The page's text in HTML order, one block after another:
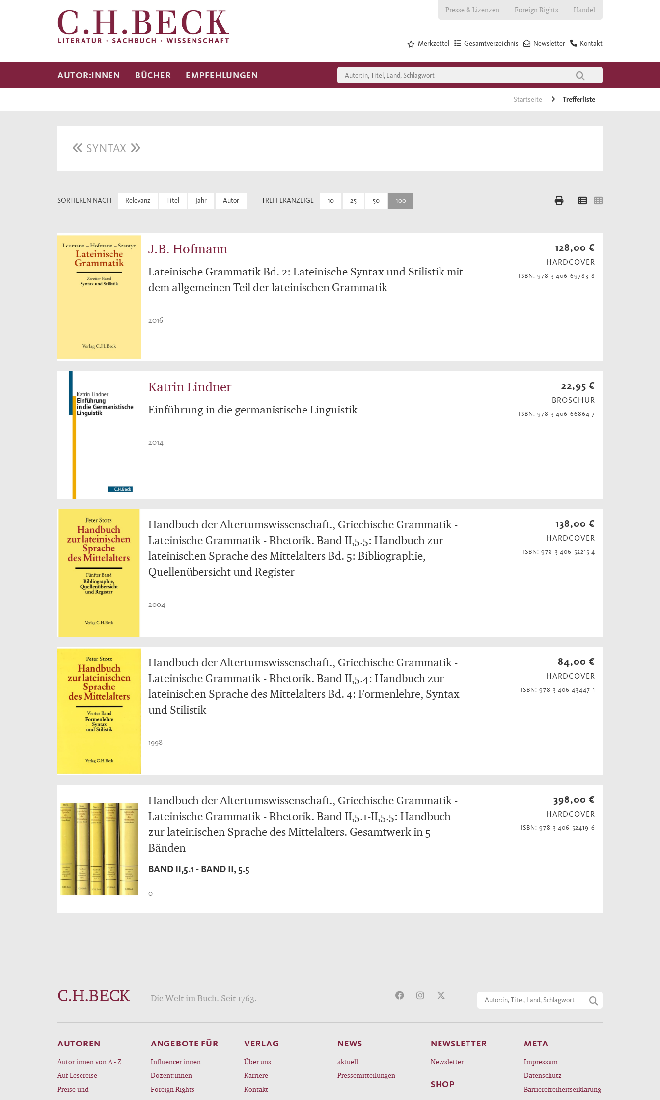
Presse & Lizenzen Foreign Rights Handel
Kontakt
Newsletter
Gesamtverzeichnis
Merkzettel
AUTOR:INNEN BÜCHER EMPFEHLUNGEN
Startseite Trefferliste
SYNTAX
SORTIEREN NACH Relevanz Titel Jahr Autor TREFFERANZEIGE 10 25 50 100
J.B. Hofmann
Lateinische Grammatik Bd. 2: Lateinische Syntax und Stilistik mit
dem allgemeinen Teil der lateinischen Grammatik
2016
128,00 €
HARDCOVER
ISBN: 978-3-406-69783-8
Katrin Lindner
Einführung in die germanistische Linguistik
2014
22,95 €
BROSCHUR
ISBN: 978-3-406-66864-7
Handbuch der Altertumswissenschaft., Griechische Grammatik -
Lateinische Grammatik - Rhetorik. Band II,5.5: Handbuch zur
lateinischen Sprache des Mittelalters Bd. 5: Bibliographie,
Quellenübersicht und Register
2004
138,00 €
HARDCOVER
ISBN: 978-3-406-52215-4
Handbuch der Altertumswissenschaft., Griechische Grammatik -
Lateinische Grammatik - Rhetorik. Band II,5.4: Handbuch zur
lateinischen Sprache des Mittelalters Bd. 4: Formenlehre, Syntax
und Stilistik
1998
84,00 €
HARDCOVER
ISBN: 978-3-406-43447-1
Handbuch der Altertumswissenschaft., Griechische Grammatik -
Lateinische Grammatik - Rhetorik. Band II,5.1-II,5.5: Handbuch
zur lateinischen Sprache des Mittelalters. Gesamtwerk in 5
Bänden
BAND II,5.1 - BAND II, 5.5
0
398,00 €
HARDCOVER
ISBN: 978-3-406-52419-6
C.H.BECK Die Welt im Buch. Seit 1763.
AUTOREN
Autor:innen von A - Z
Auf Lesereise
Preise und
ANGEBOTE FÜR
Influencer:innen
Dozent:innen
Foreign Rights
VERLAG
Über uns
Karriere
Kontakt
NEWS
aktuell
Pressemitteilungen
NEWSLETTER
Newsletter
SHOP
META
Impressum
Datenschutz
Barrierefreiheitserklärung